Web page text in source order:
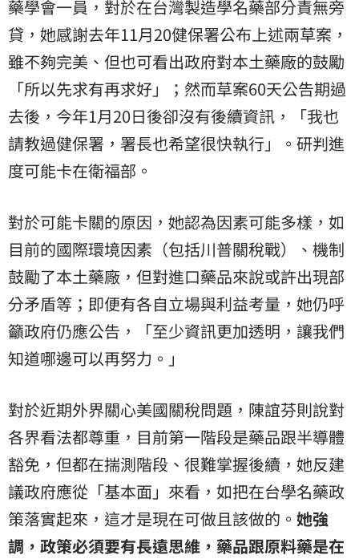
藥學會一員，對於在台灣製造學名藥部分責無旁
貸，她感謝去年11月20健保署公布上述兩草案，
雖不夠完美、但也可看出政府對本土藥廠的鼓勵
「所以先求有再求好」；然而草案60天公告期過
去後，今年1月20日後卻沒有後續資訊，「我也
請教過健保署，署長也希望很快執行」。研判進
度可能卡在衛福部。
對於可能卡關的原因，她認為因素可能多樣，如
目前的國際環境因素（包括川普關稅戰）、機制
鼓勵了本土藥廠，但對進口藥品來說或許出現部
分矛盾等；即便有各自立場與利益考量，她仍呼
籲政府仍應公告，「至少資訊更加透明，讓我們
知道哪邊可以再努力。」
對於近期外界關心美國關稅問題，陳誼芬則說對
各界看法都尊重，目前第一階段是藥品跟半導體
豁免，但都在揣測階段、很難掌握後續，她反建
議政府應從「基本面」來看，如把在台學名藥政
策落實起來，這才是現在可做且該做的。 她強
調，政策必須要有長遠思維，藥品跟原料藥是在